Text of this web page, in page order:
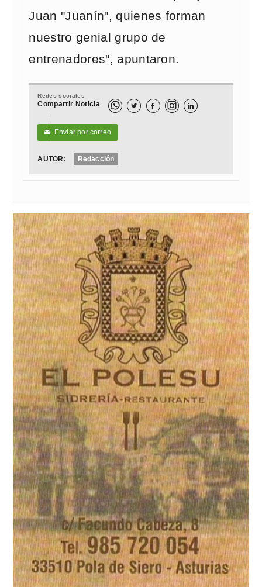
Juan "Juanín", quienes forman
nuestro genial grupo de
entrenadores", apuntaron.
Redes sociales
Compartir Noticia   
✉ Enviar por correo
AUTOR: Redacción